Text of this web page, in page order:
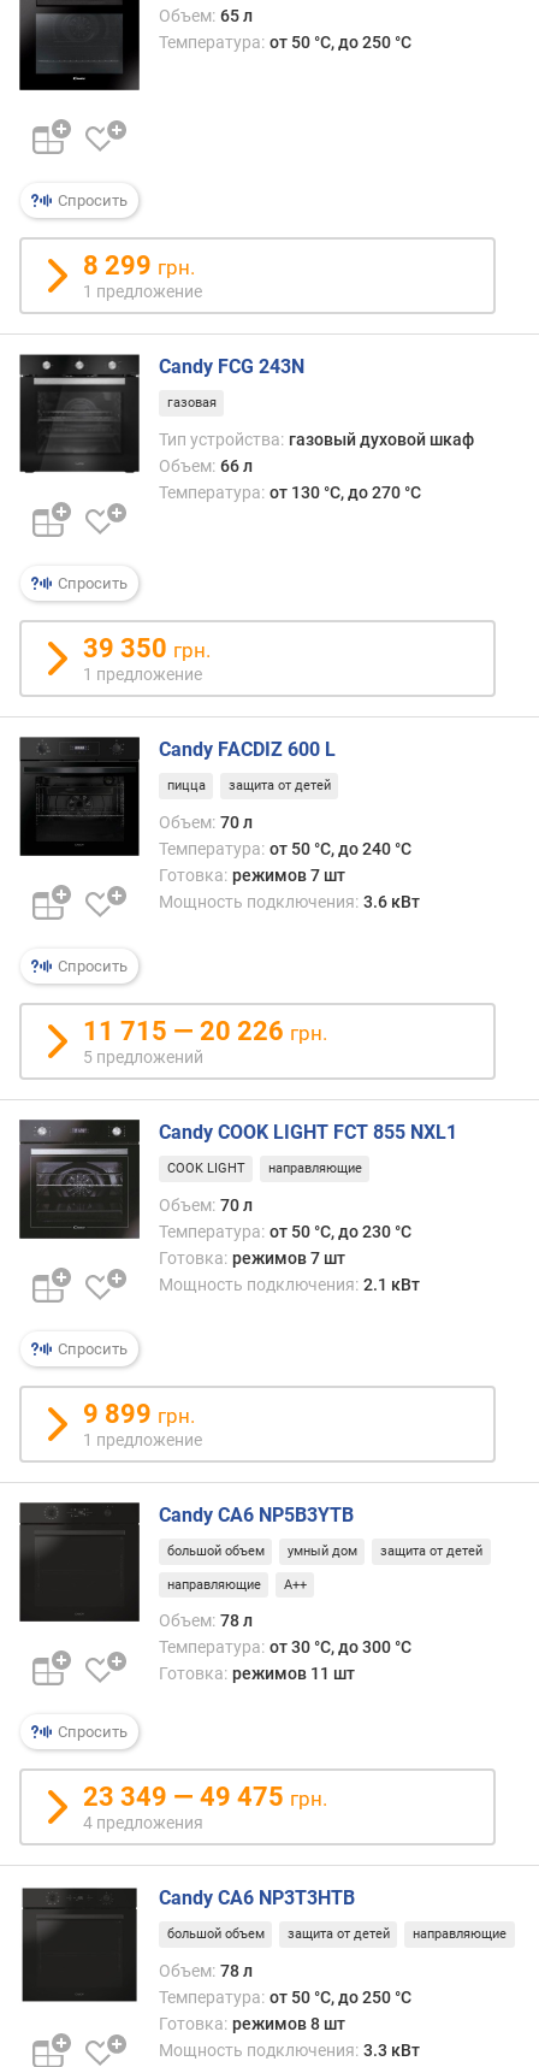
и
р
н
л
я
в
с
т
р
и
в
н
я
(
м
)
г
л
у
б
и
н
а
я
в
т
и
а
н
и
я
(
м
)
и
н
м
ь
н
е
м
п
р
а
т
у
°
C
м
а
к
Спросить
Объем: 65 л
Температура: от 50 °C, до 250 °C
8 299 грн.
1 предложение
Спросить
Candy FCG 243N
газовая
Тип устройства: газовый духовой шкаф
Объем: 66 л
Температура: от 130 °C, до 270 °C
39 350 грн.
1 предложение
Спросить
Candy FACDIZ 600 L
пицца защита от детей
Объем: 70 л
Температура: от 50 °C, до 240 °C
Готовка: режимов 7 шт
Мощность подключения: 3.6 кВт
11 715 — 20 226 грн.
5 предложений
Спросить
Candy COOK LIGHT FCT 855 NXL1
COOK LIGHT направляющие
Объем: 70 л
Температура: от 50 °C, до 230 °C
Готовка: режимов 7 шт
Мощность подключения: 2.1 кВт
9 899 грн.
1 предложение
Спросить
Candy CA6 NP5B3YTB
большой объем умный дом защита от детей
направляющие A++
Объем: 78 л
Температура: от 30 °C, до 300 °C
Готовка: режимов 11 шт
23 349 — 49 475 грн.
4 предложения
Candy CA6 NP3T3HTB
большой объем защита от детей направляющие
Объем: 78 л
Температура: от 50 °C, до 250 °C
Готовка: режимов 8 шт
Мощность подключения: 3.3 кВт